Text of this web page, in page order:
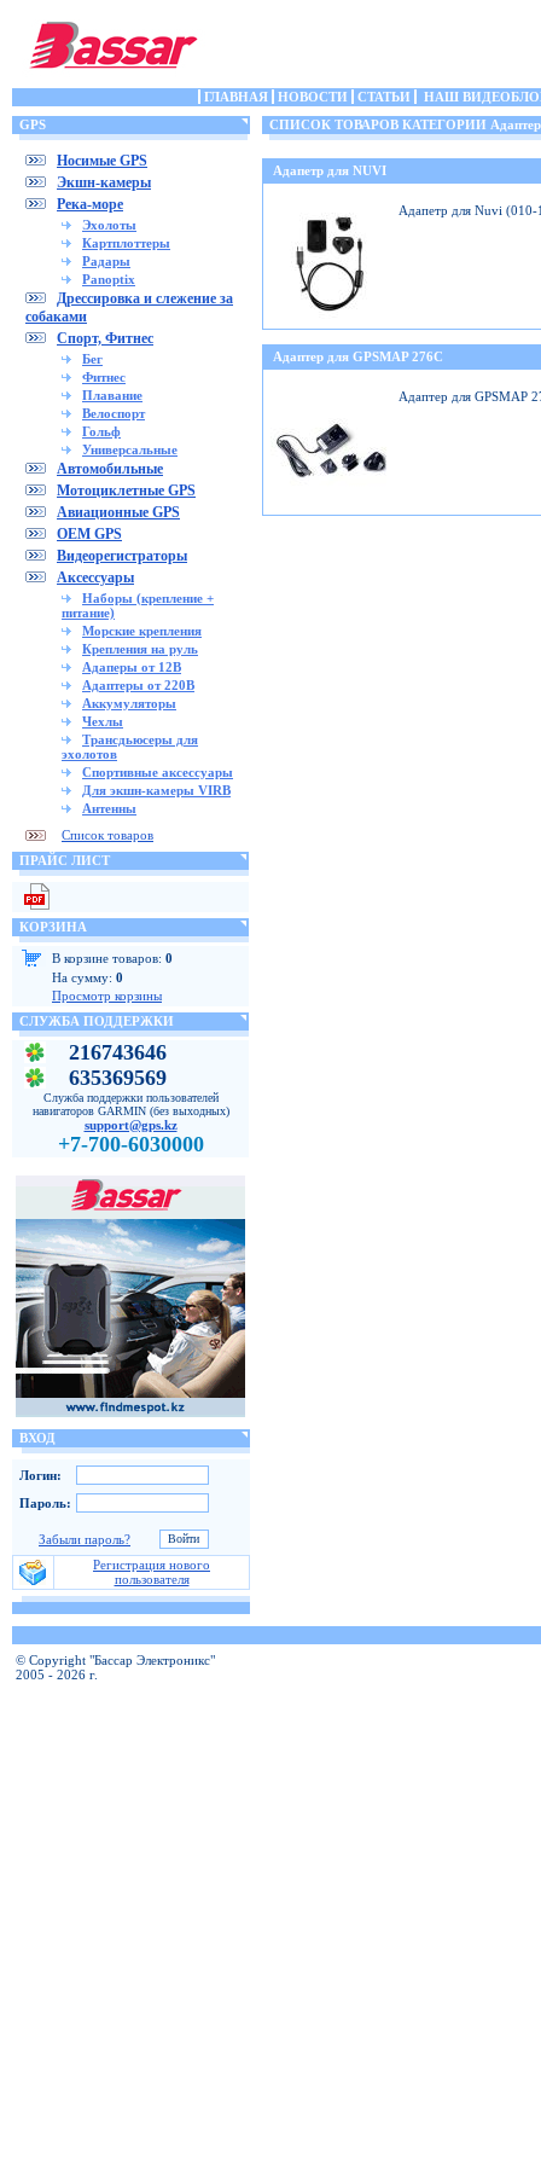
ГЛАВНАЯ НОВОСТИ СТАТЬИ
НАШ
GPS
Носимые GPS
Экшн-камеры
Река-море
Эхолоты
Картплоттеры
Радары
Panoptix
Дрессировка и слежение за
собаками
Спорт, Фитнес
Бег
Фитнес
Плавание
Велоспорт
Гольф
Универсальные
Автомобильные
Мотоциклетные GPS
Авиационные GPS
OEM GPS
Видеорегистраторы
Аксессуары
Наборы (крепление +
питание)
Морские крепления
Крепления на руль
Адаперы от 12В
Адаптеры от 220В
Аккумуляторы
Чехлы
Трансдьюсеры для
эхолотов
Спортивные аксессуары
Для экшн-камеры VIRB
Антенны
Список товаров
ПРАЙС ЛИСТ
КОРЗИНА
В корзине товаров: 0
На сумму: 0
Просмотр корзины
СЛУЖБА ПОДДЕРЖКИ
216743646
635369569
Служба поддержки пользователей
навигаторов GARMIN (без выходных)
support@gps.kz
+7-700-6030000
ВХОД
Логин:
Пароль:
Забыли пароль?
Регистрация нового
пользователя
СПИСОК ТОВАРОВ КАТЕГОРИИ
Адапетр для NUVI
Адапетр для Nuvi
Адаптер для GPSMAP 276C
Адаптер для GPSMAP
© Copyright "Бассар Электроникс"
2005 - 2026 г.